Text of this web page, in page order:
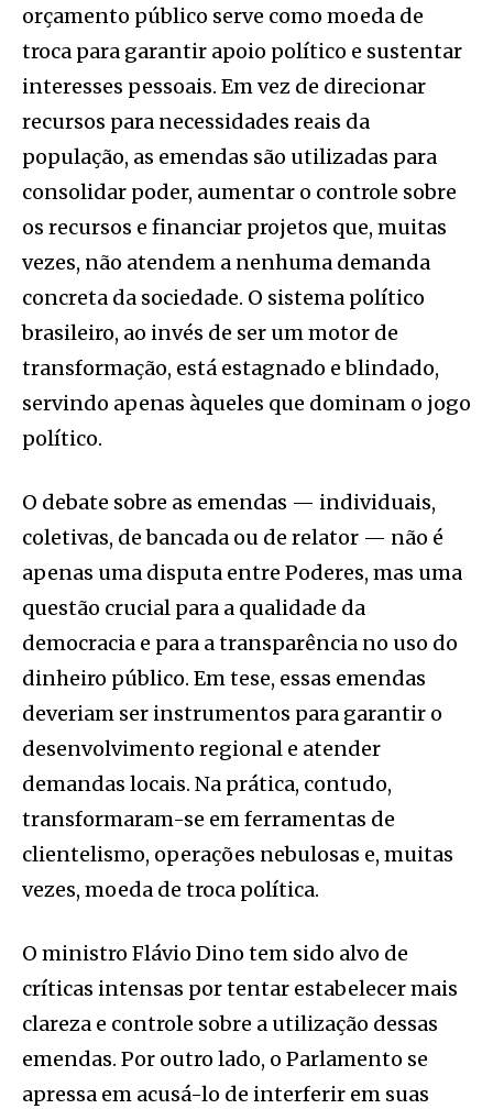
orçamento público serve como moeda de
troca para garantir apoio político e sustentar
interesses pessoais. Em vez de direcionar
recursos para necessidades reais da
população, as emendas são utilizadas para
consolidar poder, aumentar o controle sobre
os recursos e financiar projetos que, muitas
vezes, não atendem a nenhuma demanda
concreta da sociedade. O sistema político
brasileiro, ao invés de ser um motor de
transformação, está estagnado e blindado,
servindo apenas àqueles que dominam o jogo
político.
O debate sobre as emendas — individuais,
coletivas, de bancada ou de relator — não é
apenas uma disputa entre Poderes, mas uma
questão crucial para a qualidade da
democracia e para a transparência no uso do
dinheiro público. Em tese, essas emendas
deveriam ser instrumentos para garantir o
desenvolvimento regional e atender
demandas locais. Na prática, contudo,
transformaram-se em ferramentas de
clientelismo, operações nebulosas e, muitas
vezes, moeda de troca política.
O ministro Flávio Dino tem sido alvo de
críticas intensas por tentar estabelecer mais
clareza e controle sobre a utilização dessas
emendas. Por outro lado, o Parlamento se
apressa em acusá-lo de interferir em suas